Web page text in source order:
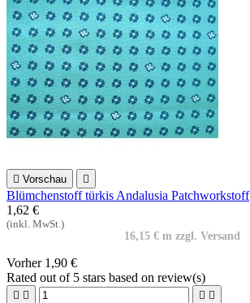
 Vorschau 
Blümchenstoff türkis Andalusia Patchworkstoff
1,62 €
(inkl. MwSt.)
16,15 € m zzgl. Versand
Vorher 1,90 €
Rated out of 5 stars based on review(s)
   